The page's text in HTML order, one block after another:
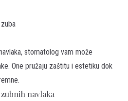
stomatolog vam može
One pružaju zaštitu i estetiku dok
navlaka